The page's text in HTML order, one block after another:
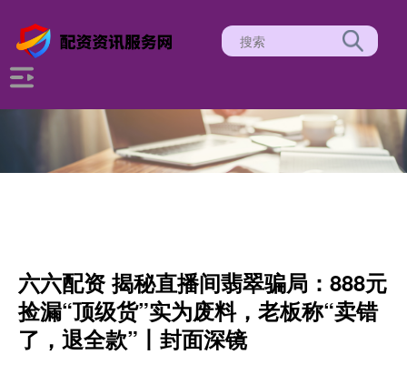
六六配资 揭秘直播间翡翠骗局：888元
捡漏“顶级货”实为废料，老板称“卖错
了，退全款”丨封面深镜